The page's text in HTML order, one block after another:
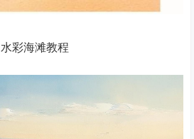
水彩海滩教程